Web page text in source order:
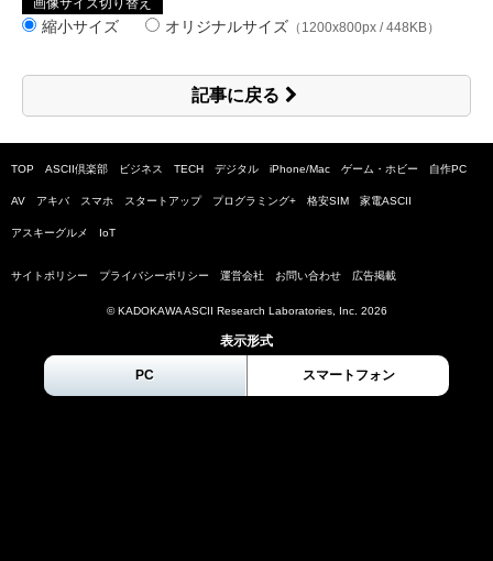
画像サイズ切り替え
縮小サイズ オリジナルサイズ （1200x800px / 448KB）
記事に戻る
TOP ASCII倶楽部 ビジネス TECH デジタル iPhone/Mac ゲーム・ホビー 自作PC
AV アキバ スマホ スタートアップ プログラミング+ 格安SIM 家電ASCII
アスキーグルメ IoT
サイトポリシー プライバシーポリシー 運営会社 お問い合わせ 広告掲載
© KADOKAWA ASCII Research Laboratories, Inc. 2026
表示形式
PC スマートフォン